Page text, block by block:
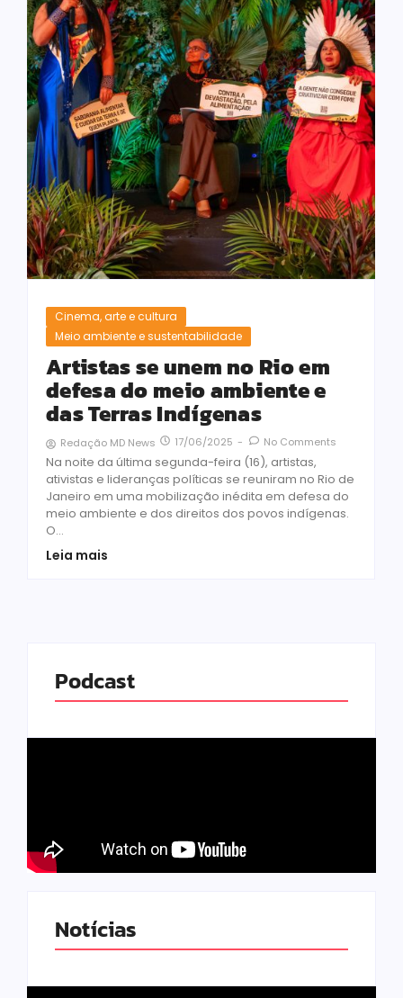
Cinema, arte e cultura
Meio ambiente e sustentabilidade
Artistas se unem no Rio em
defesa do meio ambiente e
das Terras Indígenas
Redação MD News 17/06/2025 - No Comments
Na noite da última segunda-feira (16), artistas,
ativistas e lideranças políticas se reuniram no Rio de
Janeiro em uma mobilização inédita em defesa do
meio ambiente e dos direitos dos povos indígenas.
O...
Leia mais
Podcast
Notícias